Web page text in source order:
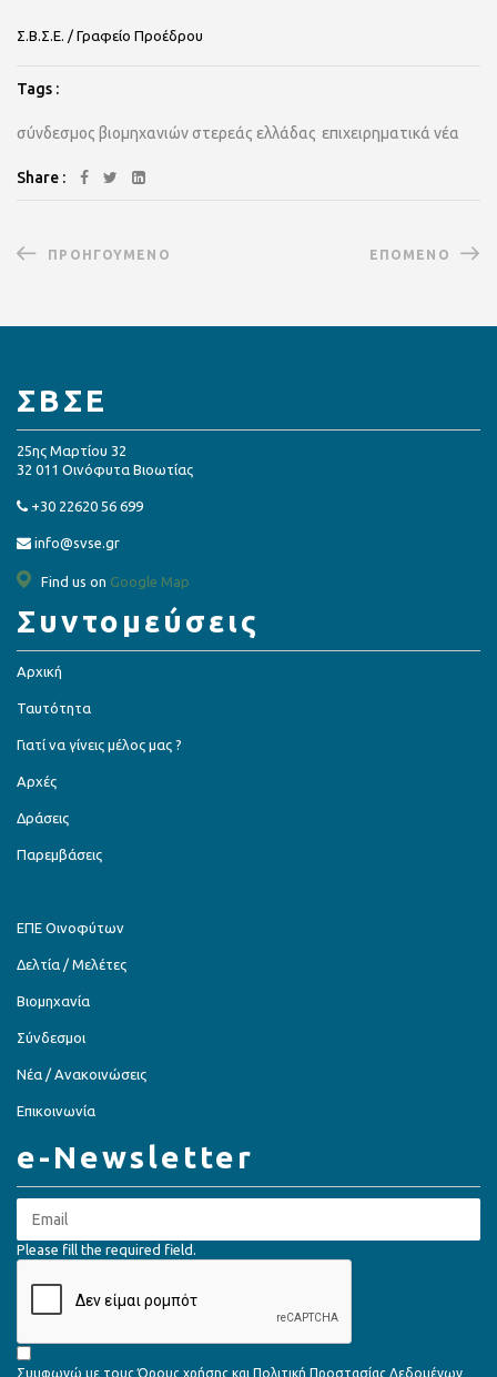
Σ.Β.Σ.Ε. / Γραφείο Προέδρου
Tags :
σύνδεσμος βιομηχανιών στερεάς ελλάδας επιχειρηματικά νέα
Share :
ΠΡΟΗΓΟΎΜΕΝΟ ΕΠΌΜΕΝΟ
ΣΒΣΕ
25ης Μαρτίου 32
32 011 Οινόφυτα Βιοωτίας
+30 22620 56 699
info@svse.gr
Find us on Google Map
Συντομεύσεις
Αρχική
Ταυτότητα
Γιατί να γίνεις μέλος μας ?
Αρχές
Δράσεις
Παρεμβάσεις
ΕΠΕ Οινοφύτων
Δελτία / Μελέτες
Βιομηχανία
Σύνδεσμοι
Νέα / Ανακοινώσεις
Επικοινωνία
e-Newsletter
Please fill the required field.
Συμφωνώ με τουςΌρους χρήσης και Πολιτική Προστασίας Δεδομένων